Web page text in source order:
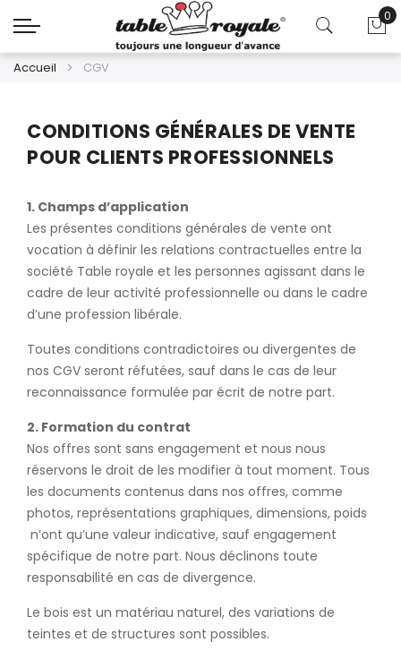
0
Accueil CGV
CONDITIONS GÉNÉRALES DE VENTE
POUR CLIENTS PROFESSIONNELS
1. Champs d’application
Les présentes conditions générales de vente ont
vocation à définir les relations contractuelles entre la
société Table royale et les personnes agissant dans le
cadre de leur activité professionnelle ou dans le cadre
d’une profession libérale.
Toutes conditions contradictoires ou divergentes de
nos CGV seront réfutées, sauf dans le cas de leur
reconnaissance formulée par écrit de notre part.
2. Formation du contrat
Nos offres sont sans engagement et nous nous
réservons le droit de les modifier à tout moment. Tous
les documents contenus dans nos offres, comme
photos, représentations graphiques, dimensions, poids
n’ont qu’une valeur indicative, sauf engagement
spécifique de notre part. Nous déclinons toute
responsabilité en cas de divergence.
Le bois est un matériau naturel, des variations de
teintes et de structures sont possibles.